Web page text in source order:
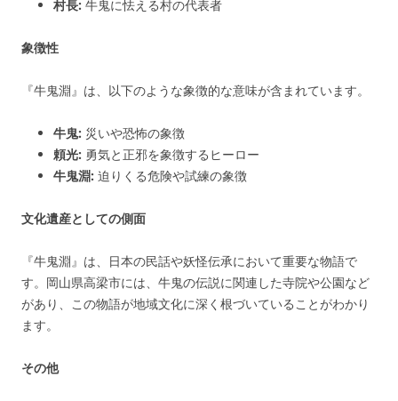
村長: 牛鬼に怯える村の代表者
象徴性
『牛鬼淵』は、以下のような象徴的な意味が含まれています。
牛鬼: 災いや恐怖の象徴
頼光: 勇気と正邪を象徴するヒーロー
牛鬼淵: 迫りくる危険や試練の象徴
文化遺産としての側面
『牛鬼淵』は、日本の民話や妖怪伝承において重要な物語で
す。岡山県高梁市には、牛鬼の伝説に関連した寺院や公園など
があり、この物語が地域文化に深く根づいていることがわかり
ます。
その他